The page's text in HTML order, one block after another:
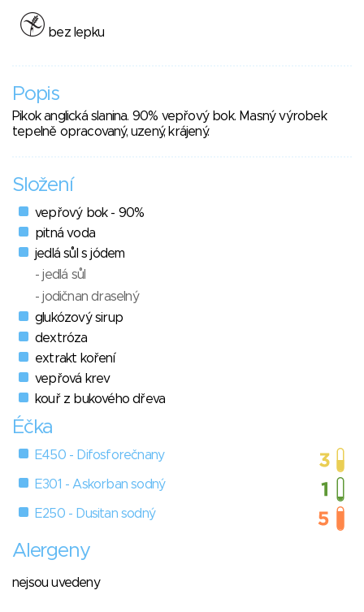
bez lepku
Popis
Pikok anglická slanina. 90% vepřový bok. Masný výrobek
tepelně opracovaný, uzený, krájený.
Složení
vepřový bok - 90%
pitná voda
jedlá sůl s jódem
- jedlá sůl
- jodičnan draselný
glukózový sirup
dextróza
extrakt koření
vepřová krev
kouř z bukového dřeva
Éčka
E450 - Difosforečnany
E301 - Askorban sodný
E250 - Dusitan sodný
Alergeny
nejsou uvedeny